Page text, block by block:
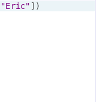
"Eric" ])